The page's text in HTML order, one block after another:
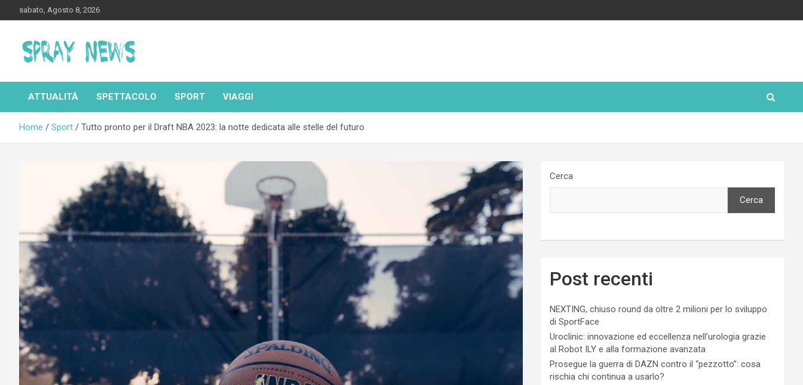
to
sabato, Agosto 8, 2026
Spraynews.it
ATTUALITÀ SPETTACOLO SPORT VIAGGI
Home Sport Tutto pronto per il Draft NBA 2023: la notte dedicata alle stelle del futuro
Cerca
Cerca
Post recenti
NEXTING, chiuso round da oltre 2 milioni per lo sviluppo
di SportFace
Uroclinic: innovazione ed eccellenza nell’urologia grazie
al Robot ILY e alla formazione avanzata
Prosegue la guerra di DAZN contro il “pezzotto”: cosa
rischia chi continua a usarlo?